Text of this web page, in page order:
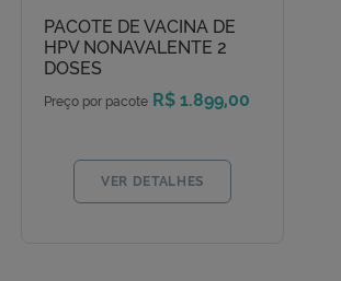
PACOTE DE VACINA DE
HPV NONAVALENTE 2
DOSES
Preço por pacote R$ 1.899,00
VER DETALHES